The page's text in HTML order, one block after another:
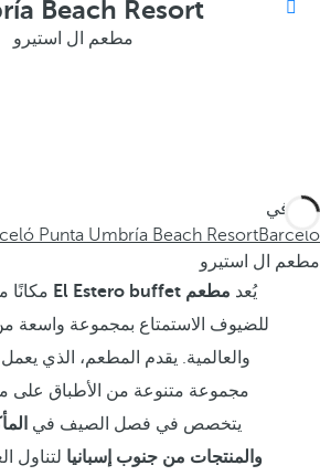
Beach Resort
مطعم ال استيرو
أنت في
Barceló
Punta Umbría Beach Resort
مطعم ال استيرو
يُعد مطعم El Estero buffet
مكانًا
للضيوف الاستمتاع بمجموعة واسعة
مجموعة متنوعة من الأطباق على
يتخصص في فصل الصيف في
والمنتجات من جنوب إسبانيا لتناول